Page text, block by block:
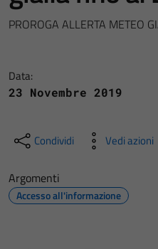
PROROGA ALLERTA METEO
Data:
23 Novembre 2019
Condividi Vedi azioni
Argomenti
Accesso all'informazione